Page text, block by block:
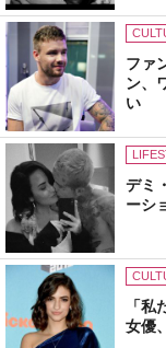
ファ
ン、
い
デミ
ーシ
「
女優